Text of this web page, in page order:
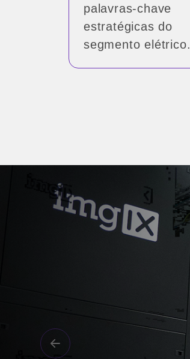
palavras-chave
estratégicas do
segmento elétrico.